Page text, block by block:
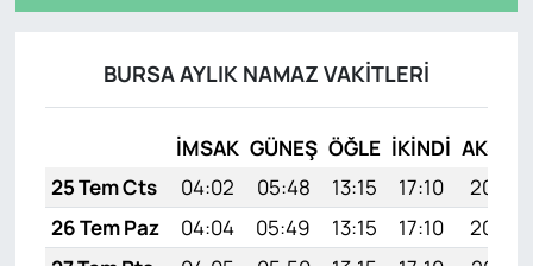
BURSA AYLIK NAMAZ VAKITLERI
İMSAK GÜNEŞ ÖĞLE İKINDI AKŞAM
25 Tem Cts
04:02 05:48 13:15 17:10
20:33
26 Tem Paz
04:04 05:49 13:15 17:10
20:32